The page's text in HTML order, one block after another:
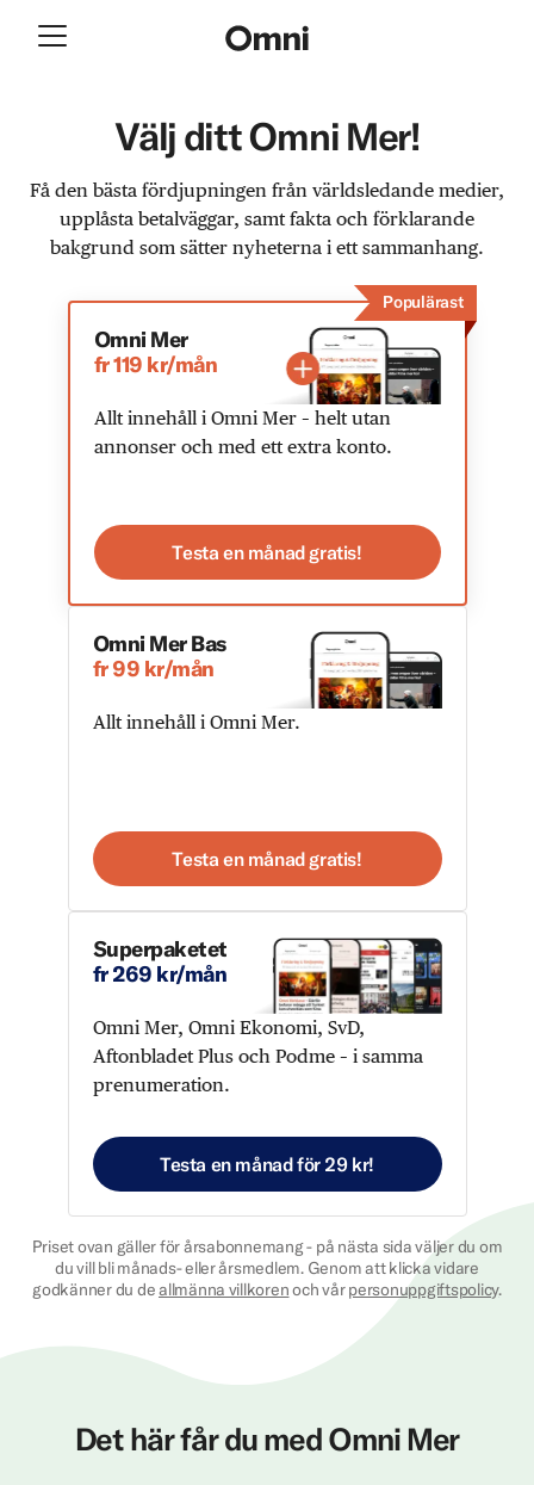
Välj ditt Omni Mer!
Få den bästa fördjupningen från världsledande medier,
upplåsta betalväggar, samt fakta och förklarande
bakgrund som sätter nyheterna i ett sammanhang.
Populärast
Omni Mer
fr 119 kr/mån
Allt innehåll i Omni Mer – helt utan
annonser och med ett extra konto.
Testa en månad gratis!
Omni Mer Bas
fr 99 kr/mån
Allt innehåll i Omni Mer.
Testa en månad gratis!
Superpaketet
fr 269 kr/mån
Omni Mer, Omni Ekonomi, SvD,
Aftonbladet Plus och Podme – i samma
prenumeration.
Testa en månad för 29 kr!
Priset ovan gäller för årsabonnemang - på nästa sida väljer du om
du vill bli månads- eller årsmedlem. Genom att klicka vidare
godkänner du deallmänna villkorenoch vårpersonuppgiftspolicy.
Det här får du med Omni Mer